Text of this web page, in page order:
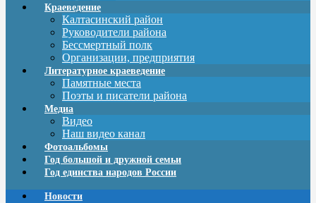
Краеведение
Калтасинский район
Руководители района
Бессмертный полк
Организации, предприятия
Литературное краеведение
Памятные места
Поэты и писатели района
Медиа
Видео
Наш видео канал
Фотоальбомы
Год большой и дружной семьи
Год единства народов России
Новости